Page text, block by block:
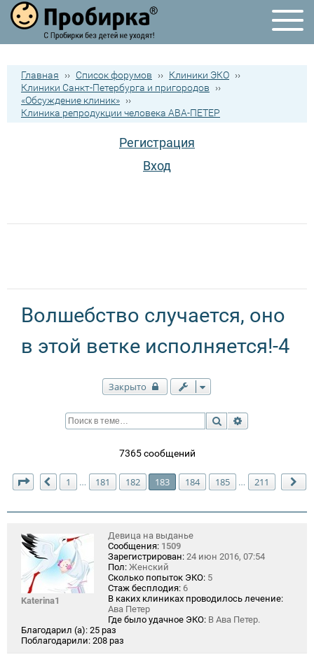
Главная ›› Список форумов ›› Клиники ЭКО ››
Клиники Санкт-Петербурга и пригородов
››
«Обсуждение клиник» ››
Клиника репродукции человека АВА-ПЕТЕР
Регистрация
Вход
Волшебство случается, оно
в этой ветке исполняется!-4
Закрыто
Поиск
7365 сообщений
Страница 183 из211
Пред.
1 … 181 182 183 184 185 … 211
Katerina1
Девица на выданье
Сообщения: 1509
Зарегистрирован: 24 июн 2016, 07:54
Пол: Женский
Сколько попыток ЭКО: 5
Стаж бесплодия: 6
В каких клиниках проводилось лечение:
Ава Петер
Где было удачное ЭКО: В Ава Петер.
Благодарил (а): 25 раз
Поблагодарили: 208 раз